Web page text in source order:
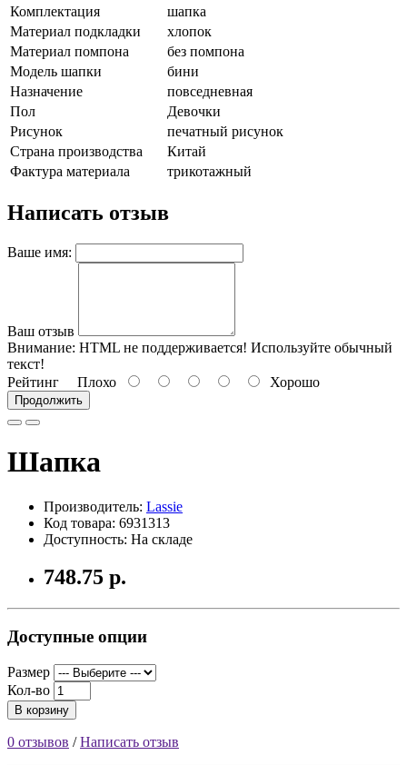
Комплектация
шапка
Материал подкладки
хлопок
Материал помпона
без помпона
Модель шапки
бини
Назначение
повседневная
Пол
Девочки
Рисунок
печатный рисунок
Страна производства
Китай
Фактура материала
трикотажный
Написать отзыв
Ваше имя:
Ваш отзыв
Внимание: HTML не поддерживается! Используйте обычный
текст!
Рейтинг Плохо Хорошо
Продолжить
Шапка
Производитель: Lassie
Код товара: 6931313
Доступность: На складе
748.75 р.
Доступные опции
Размер
Кол-во
В корзину
0 отзывов /Написать отзыв